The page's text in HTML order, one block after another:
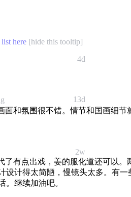
here [hide this tooltip]
4d
13d
面和氛围很不错。情节和国画细节
2w
了有点出戏，姜的服化道还可以。
设计得太简陋，慢镜头太多。有一
。继续加油吧。